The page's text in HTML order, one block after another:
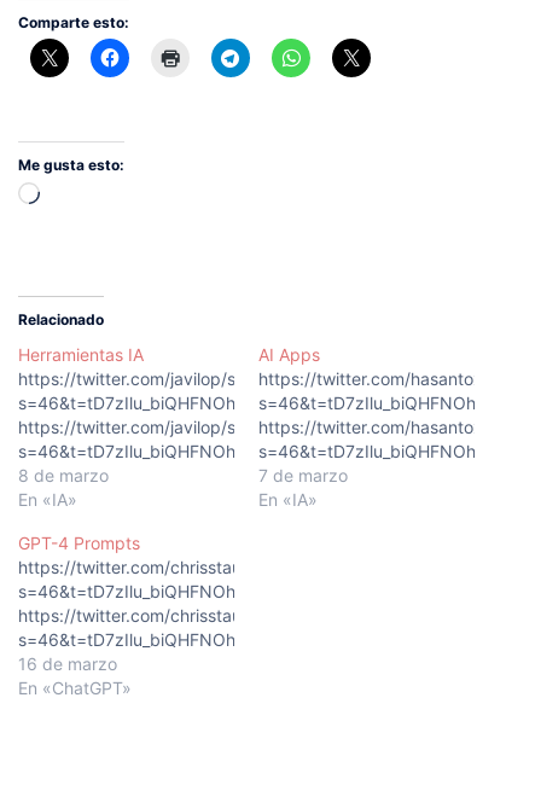
Comparte esto:
Me gusta esto:
Cargando...
Relacionado
Herramientas IA
https://twitter.com/javilop/status/1629876030088564736?
s=46&t=tD7zIlu_biQHFNOhQkEeLg
https://twitter.com/javilop/status/1629876030088564736?
s=46&t=tD7zIlu_biQHFNOhQkEeLg
8 de marzo
En «IA»
AI Apps
https://twitter.com/hasantoxr/
s=46&t=tD7zIlu_biQHFNOhQkEeLg
https://twitter.com/hasantoxr/
s=46&t=tD7zIlu_biQHFNOhQkEeLg
7 de marzo
En «IA»
GPT-4 Prompts
https://twitter.com/chrisstaud/status/1635908282601684997?
s=46&t=tD7zIlu_biQHFNOhQkEeLg
https://twitter.com/chrisstaud/status/1635908282601684997?
s=46&t=tD7zIlu_biQHFNOhQkEeLg
16 de marzo
En «ChatGPT»